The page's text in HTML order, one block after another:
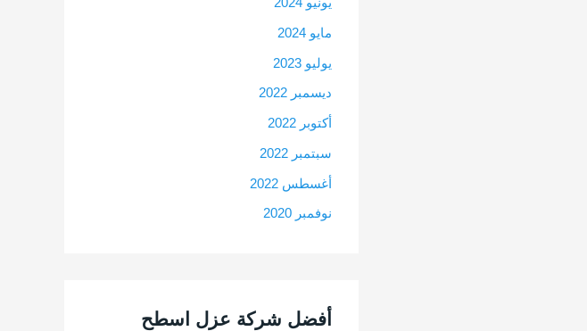
مايو 2024
يوليو 2023
ديسمبر 2022
أكتوبر 2022
سبتمبر 2022
أغسطس 2022
نوفمبر 2020
أفضل شركة عزل اسطح